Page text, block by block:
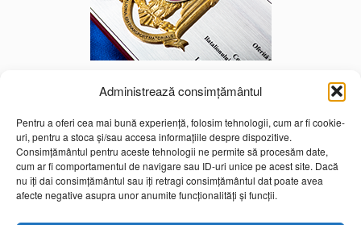
Administrează consimțământul
Pentru a oferi cea mai bună experiență, folosim tehnologii, cum ar fi cookie-
uri, pentru a stoca și/sau accesa informațiile despre dispozitive.
Consimțământul pentru aceste tehnologii ne permite să procesăm date,
cum ar fi comportamentul de navigare sau ID-uri unice pe acest site. Dacă
nu îți dai consimțământul sau îți retragi consimțământul dat poate avea
afecte negative asupra unor anumite funcționalități și funcții.